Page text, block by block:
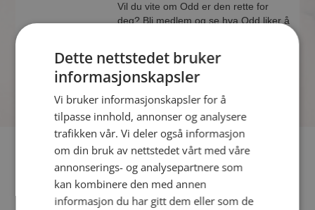
Vil du vite om Odd er den rette for
deg? Bli medlem og se hva Odd liker å
Fler single
Flere singlemenn fra Ålesund:Stål,Bjørn Kåre
Kvinner fra Ålesund
Dette nettstedet bruker
informasjonskapsler
Vi bruker informasjonskapsler for å
tilpasse innhold, annonser og analysere
trafikken vår. Vi deler også informasjon
om din bruk av nettstedet vårt med våre
annonserings- og analysepartnere som
kan kombinere den med annen
informasjon du har gitt dem eller som de